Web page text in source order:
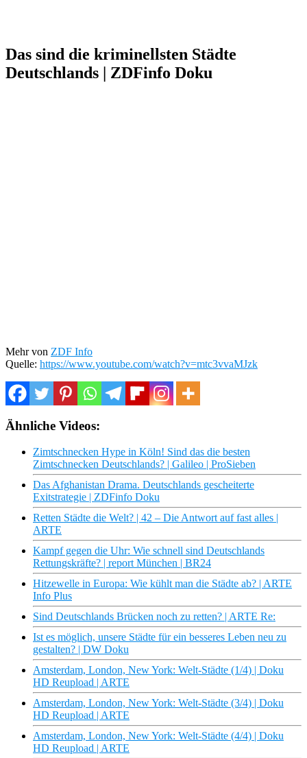
Das sind die kriminellsten Städte
Deutschlands | ZDFinfo Doku
Mehr von ZDF Info
Quelle: https://www.youtube.com/watch?v=mtc3vvaMJzk
Ähnliche Videos:
Zimtschnecken Hype in Köln! Sind das die besten
Zimtschnecken Deutschlands? | Galileo | ProSieben
Das Afghanistan Drama. Deutschlands gescheiterte
Exitstrategie | ZDFinfo Doku
Retten Städte die Welt? | 42 – Die Antwort auf fast alles |
ARTE
Kampf gegen die Uhr: Wie schnell sind Deutschlands
Rettungskräfte? | report München | BR24
Hitzewelle in Europa: Wie kühlt man die Städte ab? | ARTE
Info Plus
Sind Deutschlands Brücken noch zu retten? | ARTE Re:
Ist es möglich, unsere Städte für ein besseres Leben neu zu
gestalten? | DW Doku
Amsterdam, London, New York: Welt-Städte (1/4) | Doku
HD Reupload | ARTE
Amsterdam, London, New York: Welt-Städte (3/4) | Doku
HD Reupload | ARTE
Amsterdam, London, New York: Welt-Städte (4/4) | Doku
HD Reupload | ARTE